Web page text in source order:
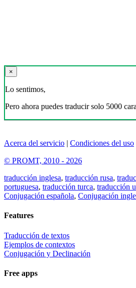
×
Lo sentimos,
Pero ahora puedes traducir solo 5000
Acerca del servicio | Condiciones del uso
© PROMT, 2010 - 2026
traducción inglesa, traducción rusa,
portuguesa, traducción turca, traducción
Conjugación española, Conjugación
Features
Traducción de textos
Ejemplos de contextos
Conjugación y Declinación
Free apps